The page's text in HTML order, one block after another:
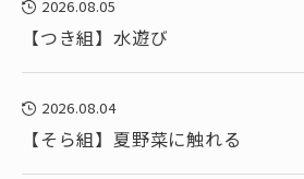
2026.08.05
【つき組】水遊び
2026.08.04
【そら組】夏野菜に触れる